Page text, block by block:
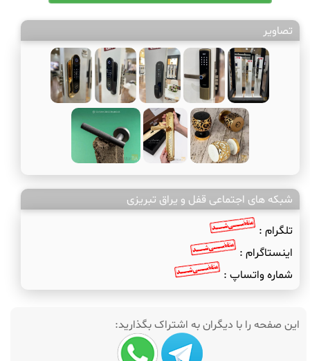
تصاویر
شبکه های اجتماعی قفل و یراق تبریزی
تلگرام :
اینستاگرام :
شماره واتساپ :
این صفحه را با دیگران به اشتراک بگذارید: